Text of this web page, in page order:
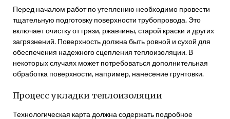
Перед началом работ по утеплению необходимо провести
тщательную подготовку поверхности трубопровода. Это
включает очистку от грязи, ржавчины, старой краски и других
загрязнений. Поверхность должна быть ровной и сухой для
обеспечения надежного сцепления теплоизоляции. В
некоторых случаях может потребоваться дополнительная
обработка поверхности, например, нанесение грунтовки.
Процесс укладки теплоизоляции
Технологическая карта должна содержать подробное